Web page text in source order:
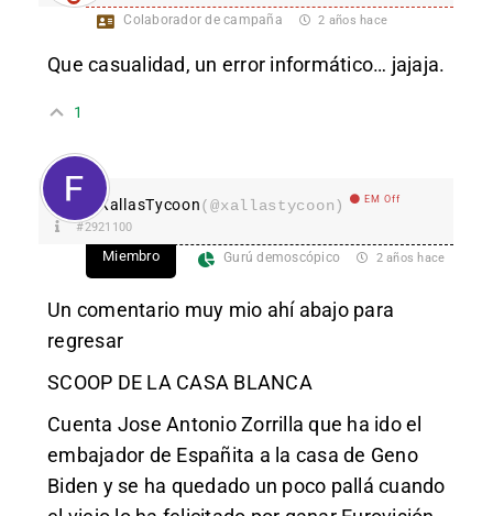
Colaborador de campaña 2 años hace
Que casualidad, un error informático… jajaja.
1
XallasTycoon(@xallastycoon) EM Off
#2921100
Miembro Gurú demoscópico 2 años hace
Un comentario muy mio ahí abajo para
regresar
SCOOP DE LA CASA BLANCA
Cuenta Jose Antonio Zorrilla que ha ido el
embajador de Españita a la casa de Geno
Biden y se ha quedado un poco pallá cuando